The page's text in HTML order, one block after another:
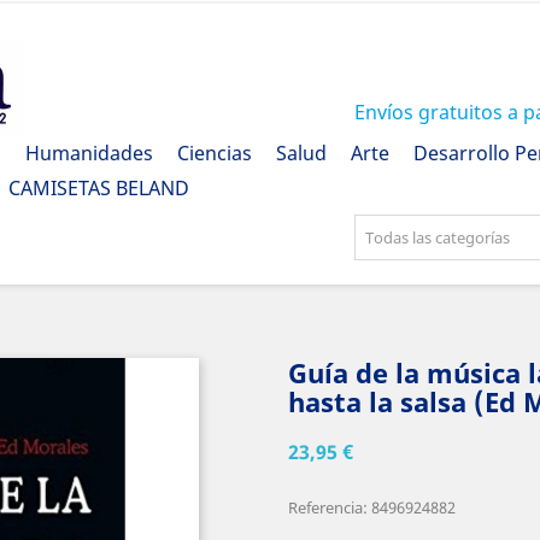
Envíos gratuitos a
Humanidades Ciencias Salud Arte
Desarrollo
CAMISETAS BELAND
Todas las categorías
Guía de la música
hasta la salsa (Ed
23,95 €
Referencia: 8496924882